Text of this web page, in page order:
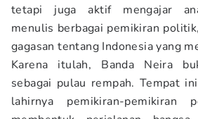
tetapi juga aktif mengajar
menulis berbagai pemikiran
gagasan tentang Indonesia yang
Karena itulah, Banda Neira
sebagai pulau rempah. Tempat
lahirnya pemikiran-pemikiran